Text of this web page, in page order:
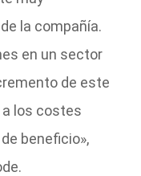
la compañía.
en un sector
de este
los costes
beneficio»,